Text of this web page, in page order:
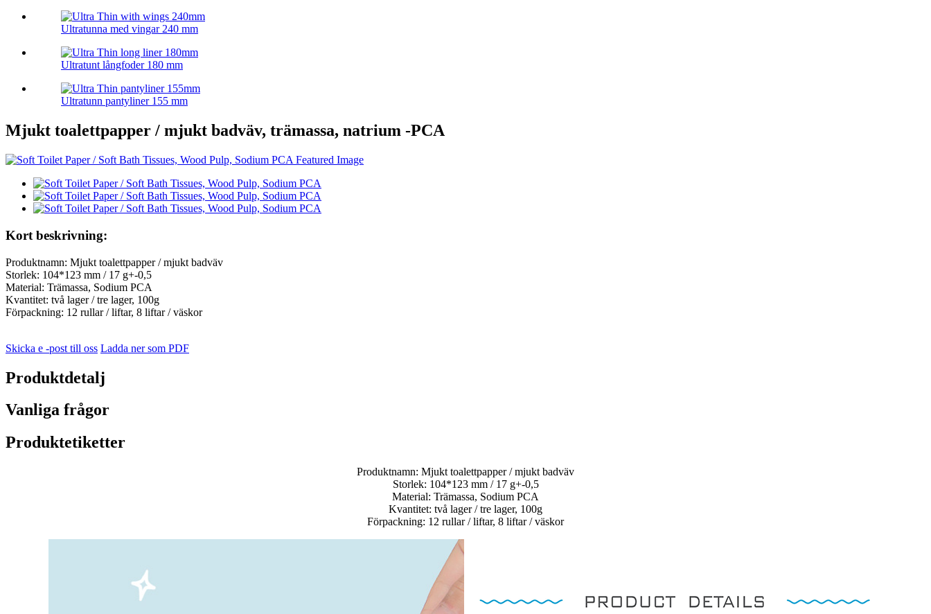
Ultratunna med vingar 240 mm
Ultratunt långfoder 180 mm
Ultratunn pantyliner 155 mm
Mjukt toalettpapper / mjukt badväv, trämassa, natrium -PCA
Kort beskrivning:
Produktnamn: Mjukt toalettpapper / mjukt badväv
Storlek: 104*123 mm / 17 g+-0,5
Material: Trämassa, Sodium PCA
Kvantitet: två lager / tre lager, 100g
Förpackning: 12 rullar / liftar, 8 liftar / väskor
Skicka e -post till oss Ladda ner som PDF
Produktdetalj
Vanliga frågor
Produktetiketter
Produktnamn: Mjukt toalettpapper / mjukt badväv
Storlek: 104*123 mm / 17 g+-0,5
Material: Trämassa, Sodium PCA
Kvantitet: två lager / tre lager, 100g
Förpackning: 12 rullar / liftar, 8 liftar / väskor